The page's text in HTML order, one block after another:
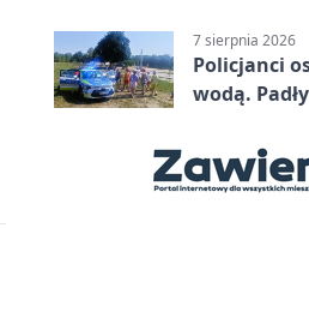
7 sierpnia 2026
Policjanci
wodą.